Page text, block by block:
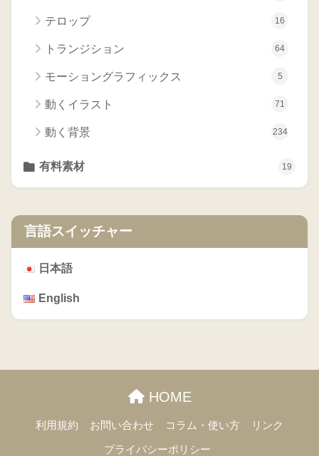
テロップ 16
トランジション 64
モーショングラフィックス 5
動くイラスト 71
動く背景 234
有料素材 19
言語スイッチャー
日本語
English
HOME
利用規約 お問い合わせ コラム・使い方 リンク
プライバシーポリシー